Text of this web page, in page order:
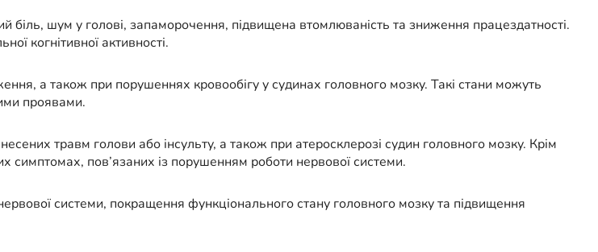
шум у голові, запаморочення, підвищена втомлюваність та зниження працездатності.
когнітивної активності.
а також при порушеннях кровообігу у судинах головного мозку. Такі стани можуть
проявами.
травм голови або інсульту, а також при атеросклерозі судин головного мозку. Крім
симптомах, пов’язаних із порушенням роботи нервової системи.
системи, покращення функціонального стану головного мозку та підвищення